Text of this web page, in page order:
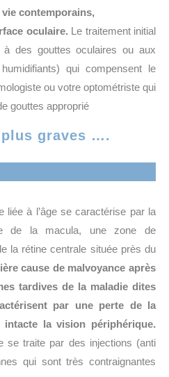
contemporains,
oculaire. Le traitement initial
des gouttes oculaires ou aux
qui compensent le
ou votre optométriste qui
gouttes approprié
plus graves ….
liée à l’âge se caractérise par la
de la macula, une zone de
la rétine centrale située près du
cause de malvoyance après
tardives de la maladie dites
par une perte de la
la vision périphérique.
se traite par des injections (anti
qui sont très contraignantes